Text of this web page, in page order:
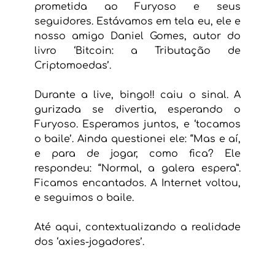
prometida ao Furyoso e seus
seguidores. Estávamos em tela eu, ele e
nosso amigo Daniel Gomes, autor do
livro ‘Bitcoin: a Tributação de
Criptomoedas’.
Durante a live, bingo!! caiu o sinal. A
gurizada se divertia, esperando o
Furyoso. Esperamos juntos, e ‘tocamos
o baile’. Ainda questionei ele: “Mas e aí,
e para de jogar, como fica? Ele
respondeu: “Normal, a galera espera”.
Ficamos encantados. A Internet voltou,
e seguimos o baile.
Até aqui, contextualizando a realidade
dos ‘axies-jogadores’.